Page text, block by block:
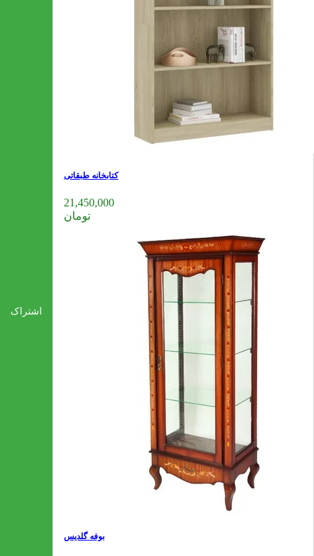
کتابخانه طبقاتی
21,450,000
تومان
بوفه گلدیس
اشتراک